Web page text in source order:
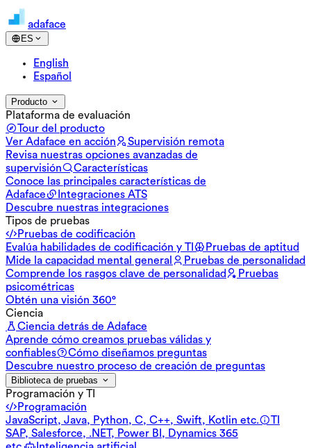
adaface
ES
English
Español
Producto
Plataforma de evaluación
Tour del producto
Ver Adaface en acción
Supervisión remota
Revisa nuestras opciones avanzadas de
supervisión
Características
Conoce las principales características de
Adaface
Integraciones ATS
Descubre nuestras integraciones
Tipos de pruebas
Pruebas de codificación
Evalúa habilidades de codificación y TI
Pruebas de aptitud
Mide la capacidad mental general
Pruebas de personalidad
Comprende los rasgos clave de personalidad
Pruebas
psicométricas
Obtén una visión 360°
Ciencia
Ciencia detrás de Adaface
Aprende cómo creamos pruebas válidas y
confiables
Cómo diseñamos preguntas
Descubre nuestro proceso de creación de preguntas
Biblioteca de pruebas
Programación y TI
Programación
JavaScript, Java, Python, C, C++, Swift, Kotlin etc.
TI
SAP, Salesforce, .NET, Power BI, Dynamics 365